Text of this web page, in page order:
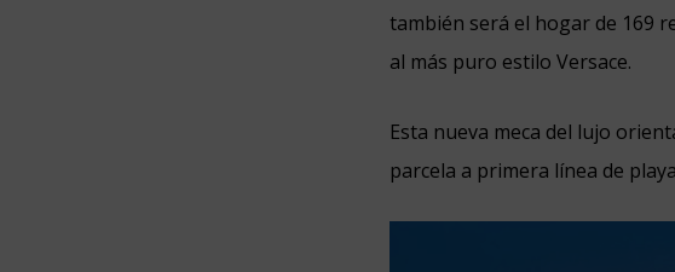
también será el hogar de 169
al más puro estilo Versace.
Esta nueva meca del lujo
parcela a primera línea de